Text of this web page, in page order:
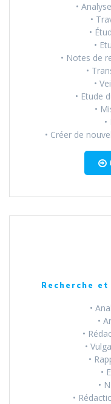
•
•
•
•
• Notes de
•
•
• Etude
•
• Créer de
Recherche
•
•
•
•
•
•
•
•